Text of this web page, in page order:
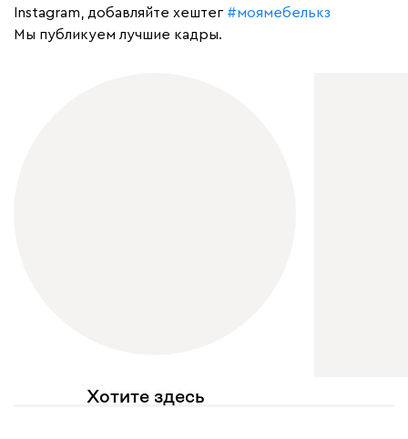
Instagram, добавляйте хештег #моямебелькз
Мы публикуем лучшие кадры.
Хотите здесь